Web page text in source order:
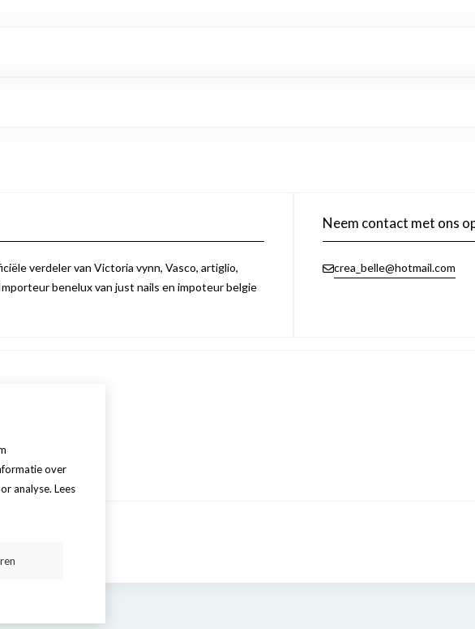
verdeler van Victoria vynn, Vasco, artiglio,
benelux van just nails en impoteur belgie
Neem contact met ons
crea_belle@hotmail.com
over
analyse. Lees